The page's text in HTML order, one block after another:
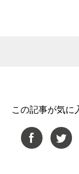
この記事が気に
ィ大好き！
コスメを
2025.12.16
BEAUTY